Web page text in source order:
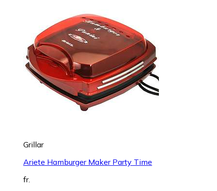
Grillar
Ariete Hamburger Maker Party Time
fr.